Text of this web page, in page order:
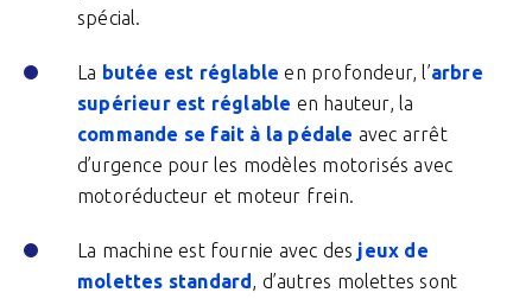
spécial.
La butée est réglable en profondeur, l’arbre
supérieur est réglable en hauteur, la
commande se fait à la pédale avec arrêt
d’urgence pour les modèles motorisés avec
motoréducteur et moteur frein.
La machine est fournie avec des jeux de
molettes standard, d’autres molettes sont